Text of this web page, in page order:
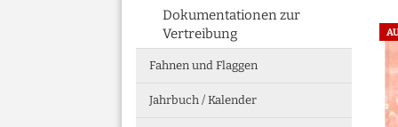
Dokumentationen zur
Vertreibung
Fahnen und Flaggen
Jahrbuch / Kalender